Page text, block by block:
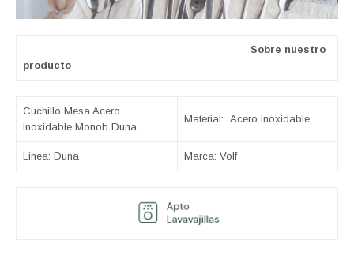
Sobre nuestro
producto
Cuchillo Mesa Acero
Inoxidable Monob Duna
Material: Acero Inoxidable
Linea: Duna Marca: Volf